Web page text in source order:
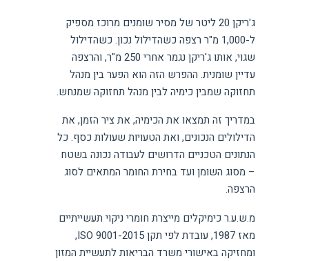
ג'ריקן 20 ליטר של מסיר שומנים מרוכז מספיק
ל-1,000 מ"ר רצפה כשהדילול נכון. כשהדילול
שגוי, אותו ג'ריקן נגמר אחרי 250 מ"ר, והרצפה
עדיין שומנית. ההפרש הזה הוא הפער בין מנהל
תחזוקה שמבין כימיה לבין מנהל תחזוקה שמנחש.
במדריך זה תמצאו את הכימיה, את ציר הזמן, את
הדילולים הנכונים, ואת הטעויות שעולות כסף. כל
הנתונים הטכניים הדרושים לעבודה נכונה בשטח
– מסוג השומן ועד בחירת החומר המתאים לסוג
הרצפה.
מ.ש.ע.ר כימיקלים מייצרת חומרי ניקוי תעשייתיים
מאז 1987, עובדת לפי תקן ISO 9001-2015,
ומחזיקה באישורי משרד הבריאות לתעשיית המזון